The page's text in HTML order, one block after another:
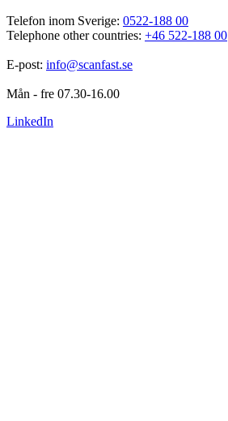
Telefon inom Sverige: 0522-188 00
Telephone other countries: +46 522-188 00
E-post: info@scanfast.se
Mån - fre 07.30-16.00
LinkedIn